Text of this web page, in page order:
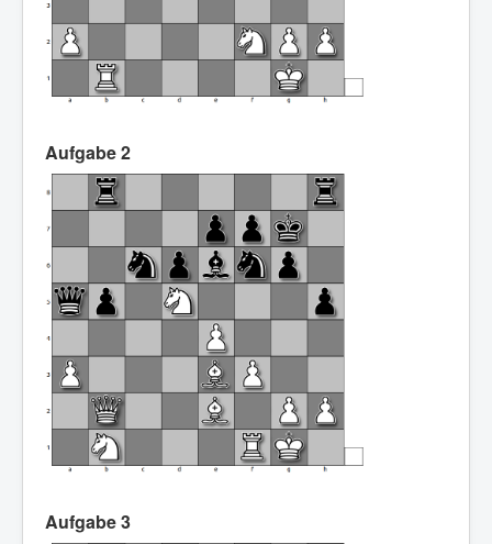
Aufgabe 2
Aufgabe 3